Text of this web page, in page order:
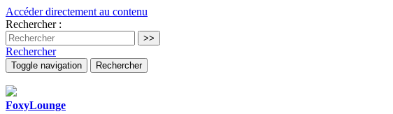
Accéder directement au contenu
Rechercher :
Rechercher
Toggle navigation Rechercher
FoxyLounge